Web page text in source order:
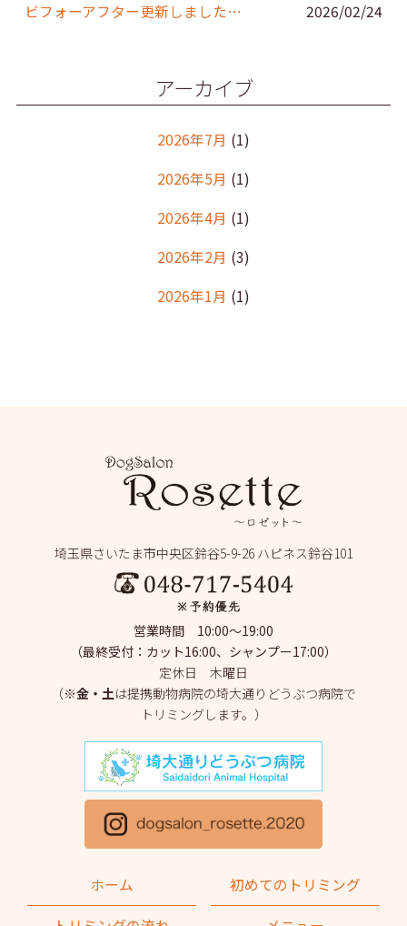
ビフォーアフター更新しました。(148)
2026/02/24
アーカイブ
2026年7月 (1)
2026年5月 (1)
2026年4月 (1)
2026年2月 (3)
2026年1月 (1)
2025年8月(2)
(2)
2025年5月(4)
2025年4月
(1)
2025年3月(2)
2025年2月(4)
2025年1月(1)
2024年12月(1)
2024年10月(2)
2024年9月
埼玉県さいたま市中央区鈴谷5-9-26 ハピネス鈴谷101
営業時間 10:00～19:00
（最終受付：カット16:00、シャンプー17:00）
定休日 木曜日
（※金・土は提携動物病院の埼大通りどうぶつ病院で
トリミングします。）
ホーム
初めてのトリミング